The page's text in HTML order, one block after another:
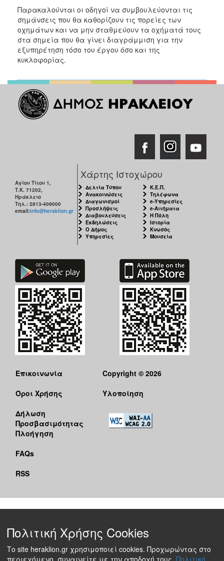
2006
ΤΟΠΟΣ
ΠΟΛΙΤΙΣΜΟΣ
ΑΝΘΕΚΤΙΚΗ
Παρακαλούνται οι οδηγοί να συμβουλεύονται τις
σημάνσεις που θα καθορίζουν τις πορείες των
οχημάτων και να μην σταθμεύουν τα οχήματά τους
στα σημεία που θα γίνει διαγράμμιση για την
εξυπηρέτηση τόσο του έργου όσο και της
κυκλοφορίας.
Αγίου Τίτου 1,
Τ.Κ. 71202,
Ηράκλειο
Τηλ.: 2813-409000
email:info@heraklion.gr
Χάρτης Ιστοχώρου
Δελτία Τύπου
Ανακοινώσεις
Διαγωνισμοί
Προσλήψεις
Διαβουλεύσεις
Εκδηλώσεις
Ο Δήμος
Υπηρεσίες
Κ.Ε.Π.
Τηλέφωνα
e-Υπηρεσίες
e-Αιτήματα
Η Πόλη
Ιστορία
Κνωσός
Μουσεία
Επικοινωνία
Όροι Χρήσης
Δήλωση
Προσβασιμότητας
Πλοήγηση
FAQs
RSS
Copyright © 2026
Υλοποίηση
Πολιτική Χρήσης Cookies
Το site heraklion.gr χρησιμοποιεί cookies. Προχωρώντας στο
περιεχόμενο, συναινείτε με την αποδοχή τους. Πολιτική